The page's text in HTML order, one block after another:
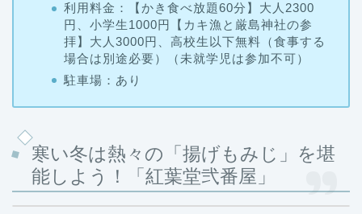
利用料金：【かき食べ放題60分】大人2300
円、小学生1000円【カキ漁と厳島神社の参
拝】大人3000円、高校生以下無料（食事する
場合は別途必要）（未就学児は参加不可）
駐車場：あり
寒い冬は熱々の「揚げもみじ」を堪
能しよう！「紅葉堂弐番屋」